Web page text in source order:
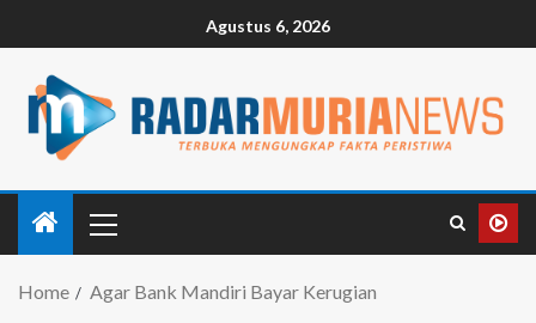
Agustus 6, 2026
Home Agar Bank Mandiri Bayar Kerugian